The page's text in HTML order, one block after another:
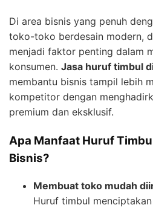
Di area bisnis yang penuh
toko-toko berdesain modern,
menjadi faktor penting dalam
konsumen. Jasa huruf timbul
membantu bisnis tampil lebih
kompetitor dengan
premium dan eksklusif.
Apa Manfaat Huruf
Bisnis?
Membuat toko mudah
Huruf timbul